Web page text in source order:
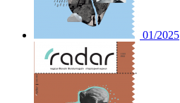
01/2025